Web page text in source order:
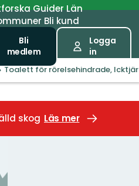
GuiderLän
Bli kund
Bli
medlem
Logga
in
Toalett för rörelsehindrade,
skog Läs mer